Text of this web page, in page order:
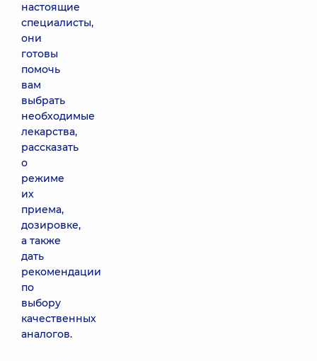
настоящие
специалисты,
они
готовы
помочь
вам
выбрать
необходимые
лекарства,
рассказать
о
режиме
их
приема,
дозировке,
а также
дать
рекомендации
по
выбору
качественных
аналогов.